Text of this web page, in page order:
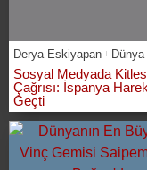
Derya Eskiyapan Dünya
Sosyal Medyada
Çağrısı: İspanya
Geçti